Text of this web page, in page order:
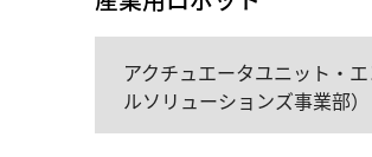
アクチュエータユニット・
ルソリューションズ事業部）